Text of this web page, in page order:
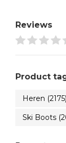
Reviews
Product
Heren (2175)
Ski Boots